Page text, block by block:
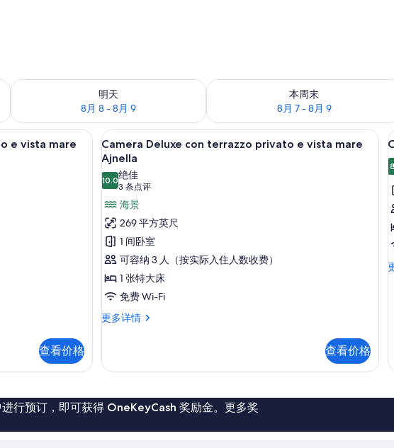
明天
8月 8 - 8月 9
查看明天的空房情况：8月 8 - 8月 9
本周末
8月 7 - 8月 9
查看本周末的空房情况：8月 7 - 8月 9
Camera Deluxe con terrazzo privato e vista mare Jumenta | 客房景观
e vista mare
查看价格
显
示
Camera
Deluxe
con
terrazzo
privato
e
vista
mare
Ajnella
的
照
片
Camera Deluxe con terrazzo
10
Camera Deluxe con terrazzo privato e vista mare
Ajnella
10.010.0 分，满分 10 分
绝佳
3 条点评
(3
条
点
评)
海景
269 平方英尺
1 间卧室
可容纳 3 人（按实际入住人数收费）
1 张特大床
免费 Wi-Fi
更多详情
Camera
privato
mare
更
查看价格
显
行预订，即可获得 OneKeyCash 奖励金。更多奖